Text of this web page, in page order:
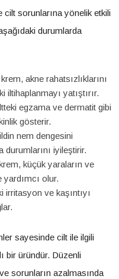
sorunlarına yönelik etkili
durumlarda
akne rahatsızlıklarını
yatıştırır.
egzama ve dermatit gibi
gösterir.
nem dengesini
iyileştirir.
küçük yaraların ve
yardımcı olur.
irritasyon ve kaşıntıyı
sayesinde cilt ile ilgili
bir üründür. Düzenli
sorunların azalmasında